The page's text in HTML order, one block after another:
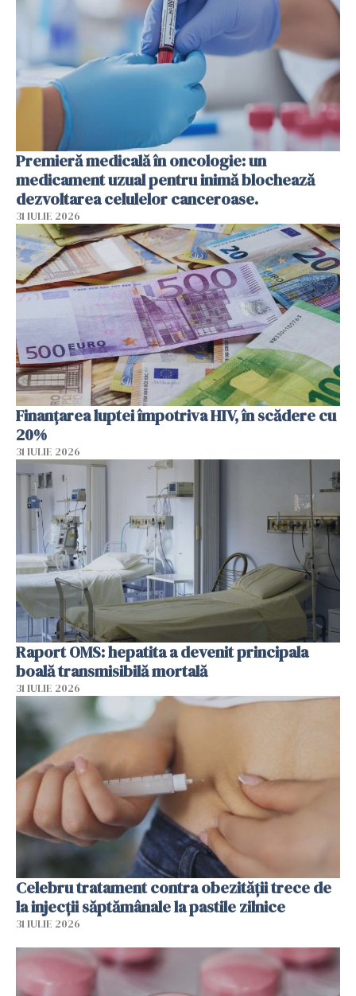
Premieră medicală în oncologie: un
medicament uzual pentru inimă blochează
dezvoltarea celulelor canceroase.
31 IULIE 2026
Finanțarea luptei împotriva HIV, în scădere cu
20%
31 IULIE 2026
Raport OMS: hepatita a devenit principala
boală transmisibilă mortală
31 IULIE 2026
Celebru tratament contra obezității trece de
la injecții săptămânale la pastile zilnice
31 IULIE 2026